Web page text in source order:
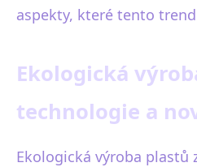
aspekty, které tento
Ekologická
technologie a
Ekologická výroba plastů